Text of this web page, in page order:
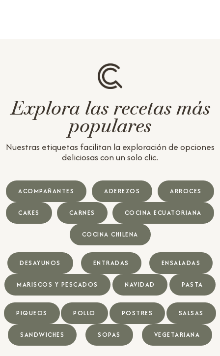
Explora las recetas más
populares
Nuestras etiquetas facilitan la exploración de opciones
deliciosas con un solo clic.
ACOMPAÑANTES ADEREZOS ARROCES
CAKES CARNES COCINA ECUATORIANA
COCINA CHILENA
DESAYUNOS ENTRADAS ENSALADAS
MARISCOS Y PESCADOS NAVIDAD PASTA
PIQUEOS POLLO POSTRES SALSAS
SANDWICHES SOPAS VEGETARIANA